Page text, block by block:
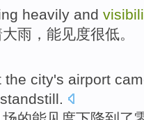
heavily and
大雨， 能见度很低。
the city's airport
.